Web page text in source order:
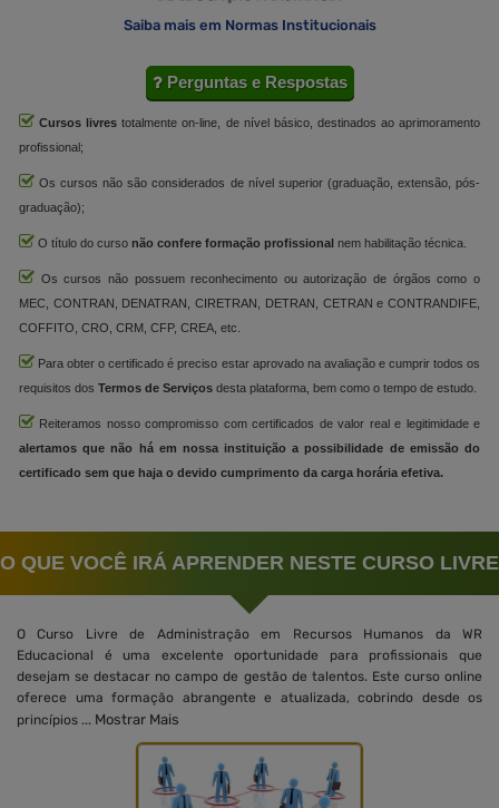
Saiba mais em Normas Institucionais
Perguntas e Respostas
Cursos livres totalmente on-line, de nível básico, destinados ao aprimoramento
profissional;
Os cursos não são considerados de nível superior (graduação, extensão, pós-
graduação);
O título do curso não confere formação profissional nem habilitação técnica.
Os cursos não possuem reconhecimento ou autorização de órgãos como o
MEC, CONTRAN, DENATRAN, CIRETRAN, DETRAN, CETRAN e CONTRANDIFE,
COFFITO, CRO, CRM, CFP, CREA, etc.
Para obter o certificado é preciso estar aprovado na avaliação e cumprir todos os
requisitos dos Termos de Serviços desta plataforma, bem como o tempo de estudo.
Reiteramos nosso compromisso com certificados de valor real e legitimidade e
alertamos que não há em nossa instituição a possibilidade de emissão do
certificado sem que haja o devido cumprimento da carga horária efetiva.
O QUE VOCÊ IRÁ APRENDER NESTE CURSO LIVRE
O Curso Livre de Administração em Recursos Humanos da WR
Educacional é uma excelente oportunidade para profissionais que
desejam se destacar no campo de gestão de talentos. Este curso online
oferece uma formação abrangente e atualizada, cobrindo desde os
princípios ... Mostrar Mais